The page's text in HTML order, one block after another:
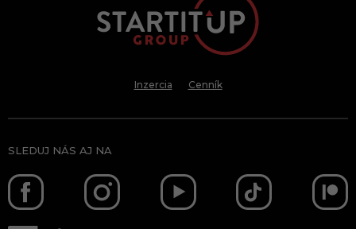
Inzercia Cenník
SLEDUJ NÁS AJ NA